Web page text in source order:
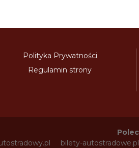
Polityka Prywatności
Regulamin strony
bilety-autostradowe.pl